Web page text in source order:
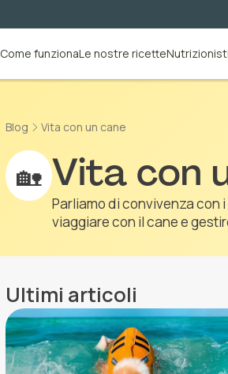
Come funzionaLe nostre ricetteNutrizionisti
Blog Vita con un cane
🏡 Vita con
Parliamo di convivenza
viaggiare con il cane e
Ultimi articoli